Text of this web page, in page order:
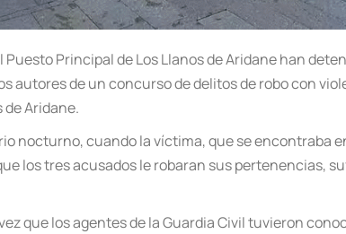
Principal de Los Llanos de Aridane han
autores de un concurso de delitos de robo con
Aridane.
nocturno, cuando la víctima, que se encontraba
los tres acusados le robaran sus pertenencias,
que los agentes de la Guardia Civil tuvieron